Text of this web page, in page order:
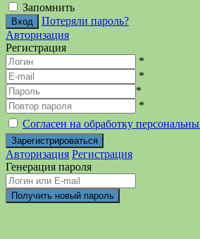
Запомнить
Потеряли пароль?
Авторизация
Регистрация
*
*
*
*
Согласен на обработку
Авторизация Регистрация
Генерация пароля